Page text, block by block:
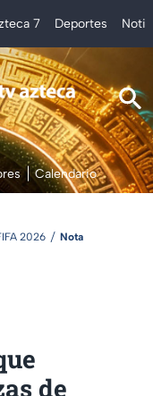
7 Deportes
Calendario
2026 Nota
de